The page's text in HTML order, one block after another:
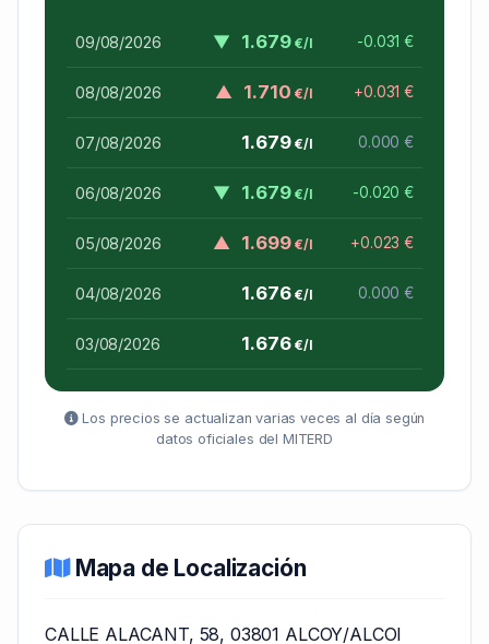
09/08/2026 ▼ 1.679€/l -0.031 €
08/08/2026 ▲ 1.710€/l +0.031 €
07/08/2026 1.679€/l 0.000 €
06/08/2026 ▼ 1.679€/l -0.020 €
05/08/2026 ▲ 1.699€/l +0.023 €
04/08/2026 1.676€/l 0.000 €
03/08/2026 1.676€/l
Los precios se actualizan varias veces al día según
datos oficiales del MITERD
Mapa de Localización
CALLE ALACANT, 58, 03801 ALCOY/ALCOI